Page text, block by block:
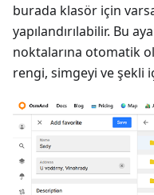
burada klasör için
yapılandırılabilir. Bu
noktalarına otomatik
rengi, simgeyi ve şekli